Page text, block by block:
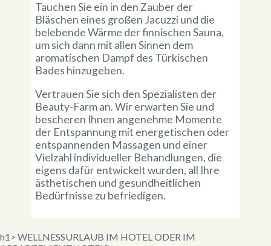
Tauchen Sie ein in den Zauber der
Bläschen eines großen Jacuzzi und die
belebende Wärme der finnischen Sauna,
um sich dann mit allen Sinnen dem
aromatischen Dampf des Türkischen
Bades hinzugeben.
Vertrauen Sie sich den Spezialisten der
Beauty-Farm an. Wir erwarten Sie und
bescheren Ihnen angenehme Momente
der Entspannung mit energetischen oder
entspannenden Massagen und einer
Vielzahl individueller Behandlungen, die
eigens dafür entwickelt wurden, all Ihre
ästhetischen und gesundheitlichen
Bedürfnisse zu befriedigen.
h1> WELLNESSURLAUB IM HOTEL ODER IM